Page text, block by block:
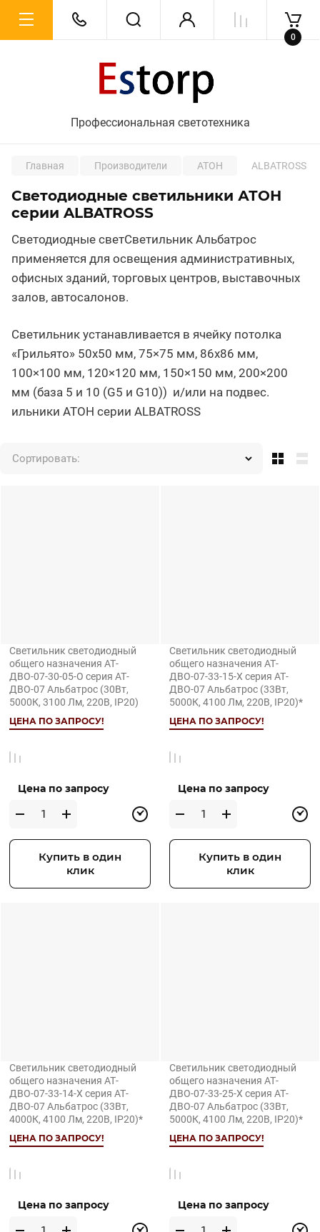
Профессиональная светотехника
0
Главная Производители АТОН ALBATROSS
Светодиодные светильники АТОН
серии ALBATROSS
Светодиодные светСветильник Альбатрос
применяется для освещения административных,
офисных зданий, торговых центров, выставочных
залов, автосалонов.
Светильник устанавливается в ячейку потолка
«Грильято» 50х50 мм, 75×75 мм, 86х86 мм,
100×100 мм, 120×120 мм, 150×150 мм, 200×200
мм (база 5 и 10 (G5 и G10)) и/или на подвес.
ильники АТОН серии ALBATROSS
Сортировать:
Светильник светодиодный
общего назначения АТ-
ДВО-07-30-05-О серия АТ-
ДВО-07 Альбатрос (30Вт,
5000К, 3100 Лм, 220В, IP20)
ЦЕНА ПО ЗАПРОСУ!
Цена по запросу
Купить в один
клик
Светильник светодиодный
общего назначения АТ-
ДВО-07-33-15-Х серия АТ-
ДВО-07 Альбатрос (33Вт,
5000К, 4100 Лм, 220В, IP20)*
ЦЕНА ПО ЗАПРОСУ!
Цена по запросу
Купить в один
клик
Светильник светодиодный
общего назначения АТ-
ДВО-07-33-14-Х серия АТ-
ДВО-07 Альбатрос (33Вт,
4000К, 4100 Лм, 220В, IP20)*
ЦЕНА ПО ЗАПРОСУ!
Цена по запросу
Светильник светодиодный
общего назначения АТ-
ДВО-07-33-25-Х серия АТ-
ДВО-07 Альбатрос (33Вт,
5000К, 4100 Лм, 220В, IP20)*
ЦЕНА ПО ЗАПРОСУ!
Цена по запросу